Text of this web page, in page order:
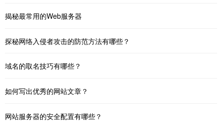
揭秘最常用的Web服务器
探秘网络入侵者攻击的防范方法有哪些？
域名的取名技巧有哪些？
如何写出优秀的网站文章？
网站服务器的安全配置有哪些？